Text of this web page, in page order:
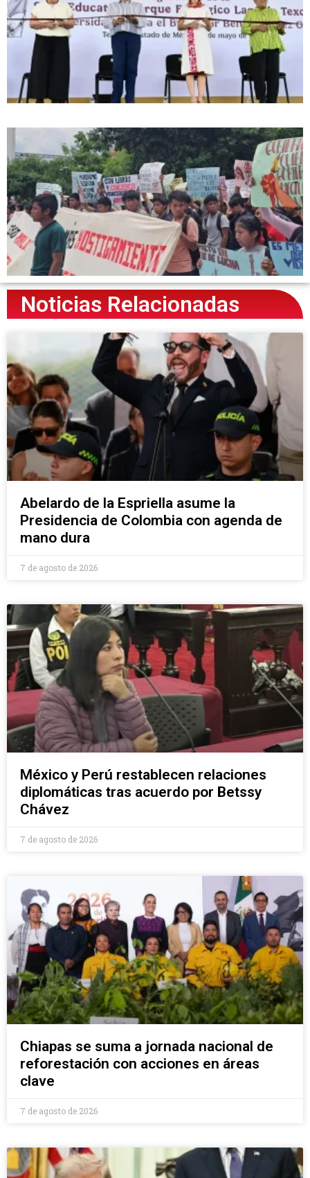
Noticias Relacionadas
Abelardo de la Espriella asume la
Presidencia de Colombia con agenda de
mano dura
7 de agosto de 2026
México y Perú restablecen relaciones
diplomáticas tras acuerdo por Betssy
Chávez
7 de agosto de 2026
Chiapas se suma a jornada nacional de
reforestación con acciones en áreas
clave
7 de agosto de 2026